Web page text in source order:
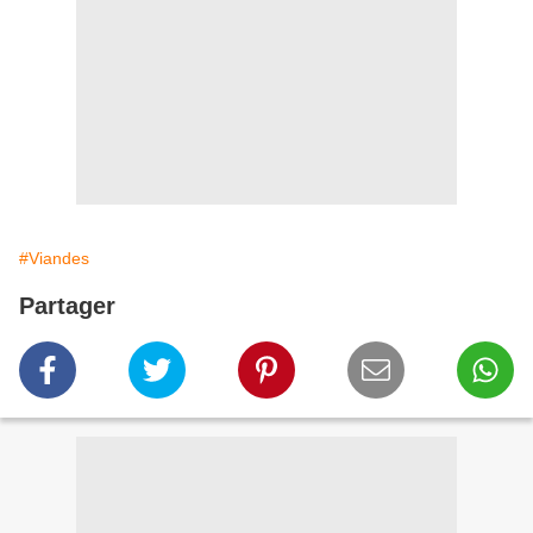
#Viandes
Partager